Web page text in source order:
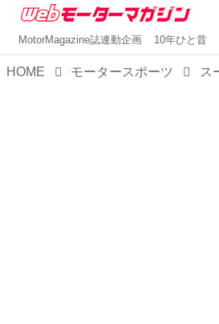
MotorMagazine誌連動企画 10年ひと昔
HOME モータースポーツ